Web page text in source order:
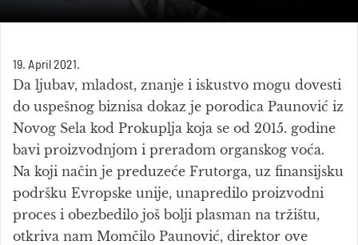
19. April 2021.
Da ljubav, mladost, znanje i iskustvo mogu dovesti
do uspešnog biznisa dokaz je porodica Paunović iz
Novog Sela kod Prokuplja koja se od 2015. godine
bavi proizvodnjom i preradom organskog voća.
Na koji način je preduzeće Frutorga, uz finansijsku
podršku Evropske unije, unapredilo proizvodni
proces i obezbedilo još bolji plasman na tržištu,
otkriva nam Momčilo Paunović, direktor ove